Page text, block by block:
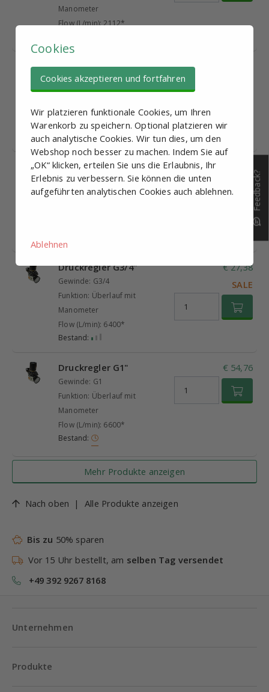
Manometer
Flow (L/min): 2112*
Druckregler G3/8"
Gewinde: G3/8
Funktion: Überlauf mit
Manometer
Flow (L/min): 5020*
Bestand:
Druckregler G1/2"
Gewinde: G1/2
Funktion: Überlauf mit
Druckregler G3/4"
Gewinde: G3/4
Funktion: Überlauf mit
Manometer
Flow (L/min): 6400*
Bestand:
€ 27,38
SALE
Druckregler G1"
Gewinde: G1
Funktion: Überlauf mit
Manometer
Flow (L/min): 6600*
Bestand:
€ 54,76
Mehr Produkte anzeigen
Nach oben | Alle Produkte anzeigen
Bis zu 50% sparen
Vor 15 Uhr bestellt, am selben Tag versendet
+49 392 9267 8168
Unternehmen
Produkte
Cookies
Cookies akzeptieren und fortfahren
Wir platzieren funktionale Cookies, um Ihren
Warenkorb zu speichern. Optional platzieren wir
auch analytische Cookies. Wir tun dies, um den
Webshop noch besser zu machen. Indem Sie auf
„OK“ klicken, erteilen Sie uns die Erlaubnis, Ihr
Erlebnis zu verbessern. Sie können die unten
aufgeführten analytischen Cookies auch ablehnen.
Ablehnen
Feedback?